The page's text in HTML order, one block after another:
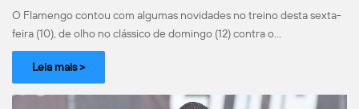
O Flamengo contou com algumas novidades no treino desta sexta-
feira (10), de olho no clássico de domingo (12) contra o…
Leia mais >